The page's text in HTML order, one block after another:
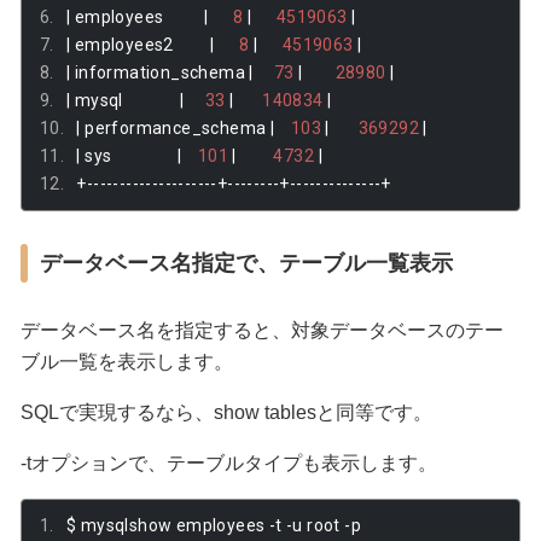
| employees | 8 | 4519063 |
| employees2 | 8 | 4519063 |
| information_schema | 73 | 28980 |
| mysql | 33 | 140834 |
| performance_schema | 103 | 369292 |
| sys | 101 | 4732 |
+--------------------+--------+--------------+
データベース名指定で、テーブル一覧表示
データベース名を指定すると、対象データベースのテー
ブル一覧を表示します。
SQLで実現するなら、show tablesと同等です。
-tオプションで、テーブルタイプも表示します。
$ mysqlshow employees -t -u root -p